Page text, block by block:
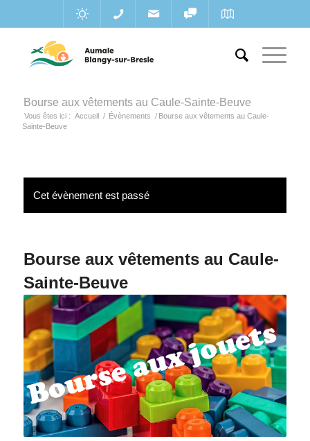
Bourse aux vêtements au Caule-Sainte-Beuve
Vous êtes ici : Accueil / Évènements / Bourse aux vêtements au Caule-
Sainte-Beuve
Cet évènement est passé
Bourse aux vêtements au Caule-
Sainte-Beuve